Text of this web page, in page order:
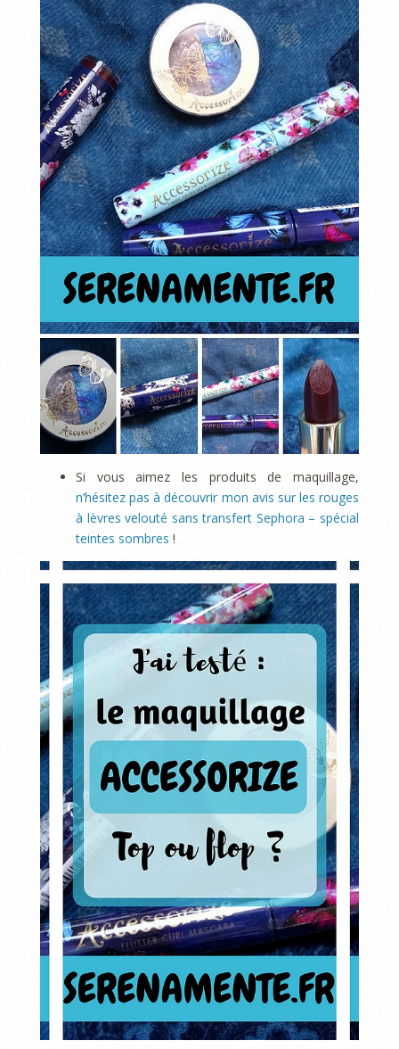
Si vous aimez les produits de maquillage,
n’hésitez pas à découvrir mon avis sur les rouges
à lèvres velouté sans transfert Sephora – spécial
teintes sombres !